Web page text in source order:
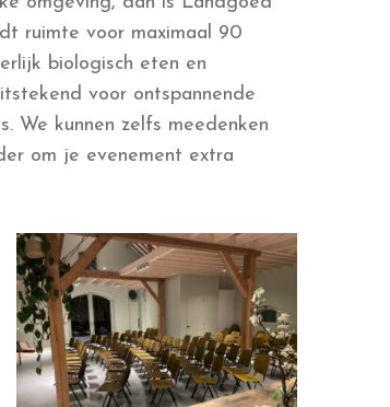
ruimte voor maximaal 90
biologisch eten en
voor ontspannende
We kunnen zelfs meedenken
om je evenement extra